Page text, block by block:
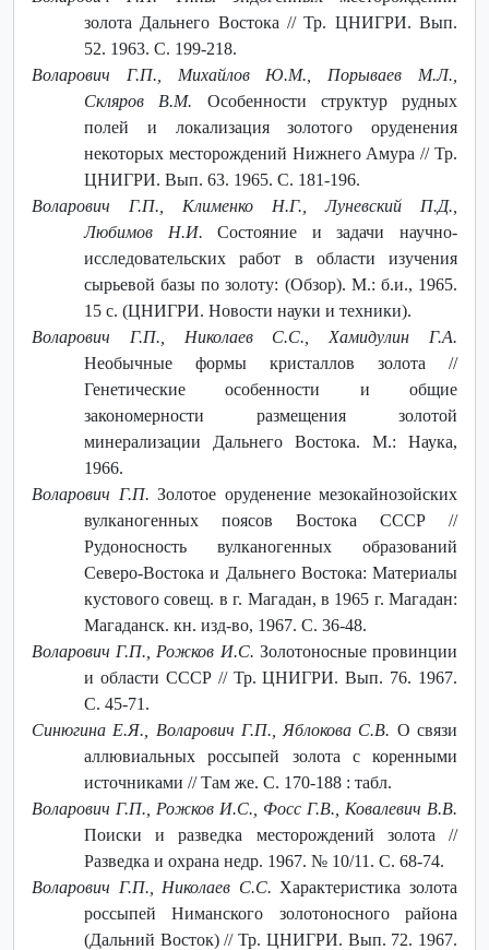
золота Дальнего Востока // Тр. ЦНИГРИ. Вып.
52. 1963. С. 199-218.
Воларович Г.П., Михайлов Ю.М., Порываев М.Л.,
Скляров В.М. Особенности структур рудных
полей и локализация золотого оруденения
некоторых месторождений Нижнего Амура // Тр.
ЦНИГРИ. Вып. 63. 1965. С. 181-196.
Воларович Г.П., Клименко Н.Г., Луневский П.Д.,
Любимов Н.И.Состояние и задачи научно-
исследовательских работ в области изучения
сырьевой базы по золоту: (Обзор). М.: б.и., 1965.
15 с. (ЦНИГРИ. Новости науки и техники).
Воларович Г.П., Николаев С.С., Хамидулин Г.А.
Необычные формы кристаллов золота //
Генетические особенности и общие
закономерности размещения золотой
минерализации Дальнего Востока. М.: Наука,
1966.
Воларович Г.П. Золотое оруденение мезокайнозойских
вулканогенных поясов Востока СССР //
Рудоносность вулканогенных образований
Северо-Востока и Дальнего Востока: Материалы
кустового совещ. в г. Магадан, в 1965 г. Магадан:
Магаданск. кн. изд-во, 1967. С. 36-48.
Воларович Г.П., Рожков И.С. Золотоносные провинции
и области СССР // Тр. ЦНИГРИ. Вып. 76. 1967.
С. 45-71.
Синюгина Е.Я., Воларович Г.П., Яблокова С.В. О связи
аллювиальных россыпей золота с коренными
источниками // Там же. С. 170-188 : табл.
Воларович Г.П., Рожков И.С., Фосс Г.В., Ковалевич В.В.
Поиски и разведка месторождений золота //
Разведка и охрана недр. 1967. № 10/11. С. 68-74.
Воларович Г.П., Николаев С.С. Характеристика золота
россыпей Ниманского золотоносного района
(Дальний Восток) // Тр. ЦНИГРИ. Вып. 72. 1967.